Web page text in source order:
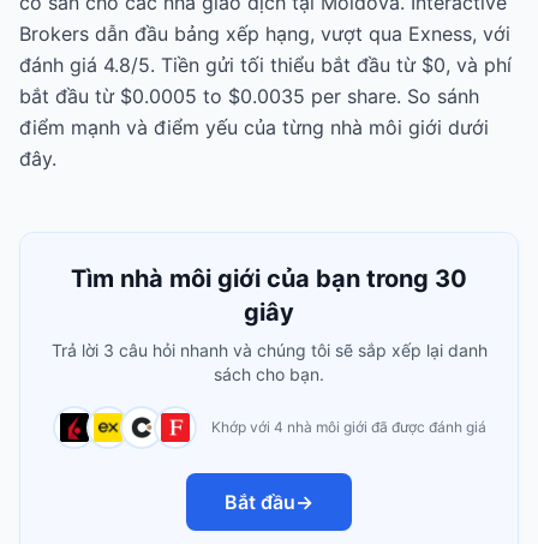
Brokers dẫn đầu bảng xếp hạng, vượt qua Exness, với
đánh giá 4.8/5. Tiền gửi tối thiểu bắt đầu từ $0, và phí
bắt đầu từ $0.0005 to $0.0035 per share. So sánh
điểm mạnh và điểm yếu của từng nhà môi giới dưới
đây.
Tìm nhà môi giới của bạn trong 30
giây
Trả lời 3 câu hỏi nhanh và chúng tôi sẽ sắp xếp lại danh
sách cho bạn.
Khớp với 4 nhà môi giới đã được đánh giá
Bắt đầu→